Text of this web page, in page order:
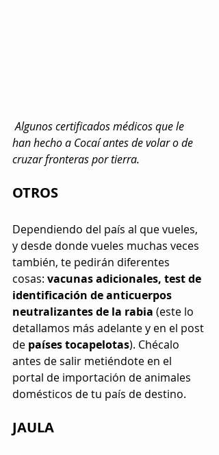
Algunos certificados médicos que le
han hecho a Cocaí antes de volar o de
cruzar fronteras por tierra.
OTROS
Dependiendo del país al que vueles,
y desde donde vueles muchas veces
también, te pedirán diferentes
cosas: vacunas adicionales, test de
identificación de anticuerpos
neutralizantes de la rabia (este lo
detallamos más adelante y en el post
de países tocapelotas). Chécalo
antes de salir metiéndote en el
portal de importación de animales
domésticos de tu país de destino.
JAULA